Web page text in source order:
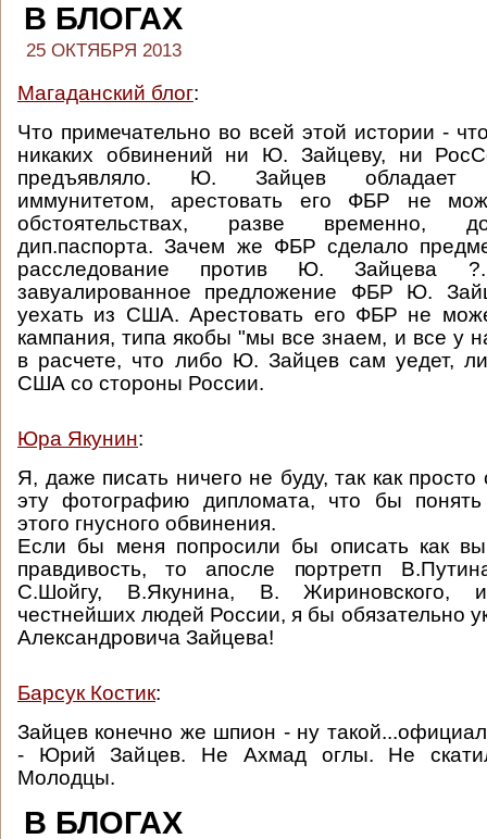
В БЛОГАХ
25 ОКТЯБРЯ 2013
Магаданский блог:
Что примечательно во всей этой истории -
никаких обвинений ни Ю. Зайцеву, ни
предъявляло. Ю. Зайцев обладает
иммунитетом, арестовать его ФБР не
обстоятельствах, разве временно,
дип.паспорта. Зачем же ФБР сделало
расследование против Ю. Зайцева
завуалированное предложение ФБР Ю.
уехать из США. Арестовать его ФБР не
кампания, типа якобы "мы все знаем, и все у
в расчете, что либо Ю. Зайцев сам уедет,
США со стороны России.
Юра Якунин:
Я, даже писать ничего не буду, так как просто
эту фотографию дипломата, что бы понять
этого гнусного обвинения.
Если бы меня попросили бы описать как
правдивость, то апосле портретп
С.Шойгу, В.Якунина, В. Жириновского,
честнейших людей России, я бы обязательно
Александровича Зайцева!
Барсук Костик:
Зайцев конечно же шпион - ну
- Юрий Зайцев. Не Ахмад оглы. Не
Молодцы.
В БЛОГАХ